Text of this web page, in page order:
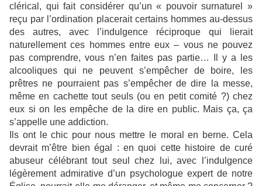
clérical, qui fait considérer qu’un « pouvoir surnaturel »
reçu par l’ordination placerait certains hommes au-dessus
des autres, avec l’indulgence réciproque qui lierait
naturellement ces hommes entre eux – vous ne pouvez
pas comprendre, vous n’en faites pas partie… Il y a les
alcooliques qui ne peuvent s’empêcher de boire, les
prêtres ne pourraient pas s’empêcher de dire la messe,
même en cachette tout seuls (ou en petit comité ?) chez
eux si on les empêche de la dire en public. Mais ça, ça
s’appelle une addiction.
Ils ont le chic pour nous mettre le moral en berne. Cela
devrait m’être bien égal : en quoi cette histoire de curé
abuseur célébrant tout seul chez lui, avec l’indulgence
légèrement admirative d’un psychologue expert de notre